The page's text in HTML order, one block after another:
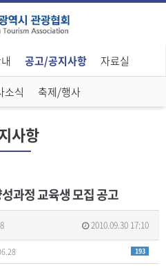
공고/공지사항 자료실
소식 축제/행사
사항
과정 교육생 모집 공고
2010.09.30 17:10
193